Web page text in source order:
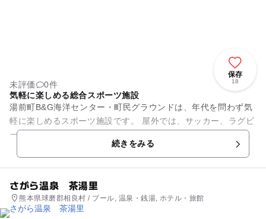
保存
18
未評価
0件
気軽に楽しめる総合スポーツ施設
湯前町B&G海洋センター・町民グラウンドは、年代を問わず気
軽に楽しめるスポーツ施設です。 屋外では、サッカー、ラグビ
ー、野球、ソフトボール、水泳、グランドゴルフ、軟式テニ
ス、硬式テニスなどを楽...続きをみる
さがら温泉 茶湯里
熊本県球磨郡相良村 / プール, 温泉・銭湯, ホテル・旅館